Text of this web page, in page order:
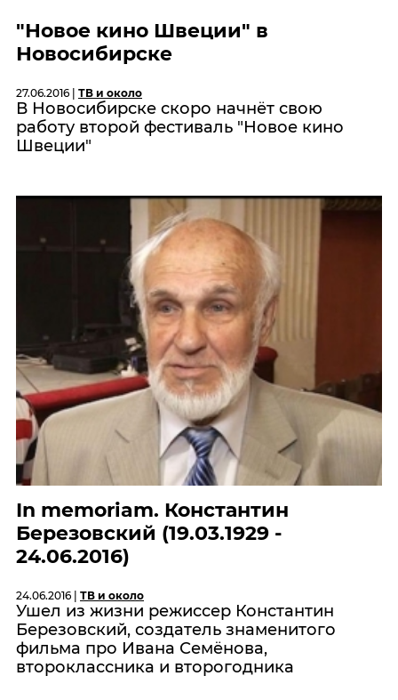
"Новое кино Швеции" в
Новосибирске
27.06.2016 | ТВ и около
В Новосибирске скоро начнёт свою
работу второй фестиваль "Новое кино
Швеции"
In memoriam. Константин
Березовский (19.03.1929 -
24.06.2016)
24.06.2016 | ТВ и около
Ушел из жизни режиссер Константин
Березовский, создатель знаменитого
фильма про Ивана Семёнова,
второклассника и второгодника